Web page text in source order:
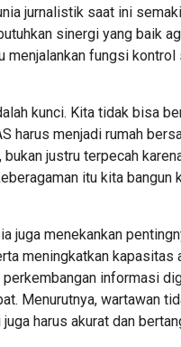
jurnalistik saat ini
sinergi yang baik
menjalankan fungsi
kunci. Kita tidak bisa
harus menjadi rumah
bukan justru terpecah
itu kita bangun
juga menekankan
meningkatkan kapasitas
perkembangan informasi
Menurutnya, wartawan
harus akurat dan